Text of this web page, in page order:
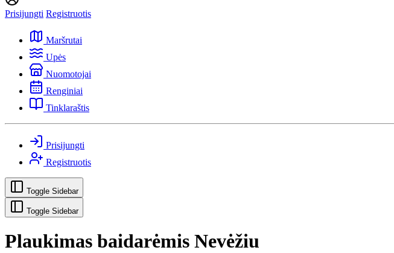
Prisijungti Registruotis
Maršrutai
Upės
Nuomotojai
Renginiai
Tinklaraštis
Prisijungti
Registruotis
Toggle Sidebar
Toggle Sidebar
Plaukimas baidarėmis Nevėžiu